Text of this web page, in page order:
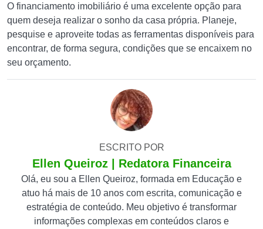
O financiamento imobiliário é uma excelente opção para
quem deseja realizar o sonho da casa própria. Planeje,
pesquise e aproveite todas as ferramentas disponíveis para
encontrar, de forma segura, condições que se encaixem no
seu orçamento.
ESCRITO POR
Ellen Queiroz | Redatora Financeira
Olá, eu sou a Ellen Queiroz, formada em Educação e
atuo há mais de 10 anos com escrita, comunicação e
estratégia de conteúdo. Meu objetivo é transformar
informações complexas em conteúdos claros e